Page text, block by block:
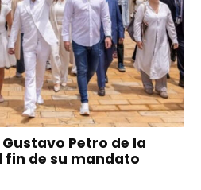
Petro de la
fin de su mandato